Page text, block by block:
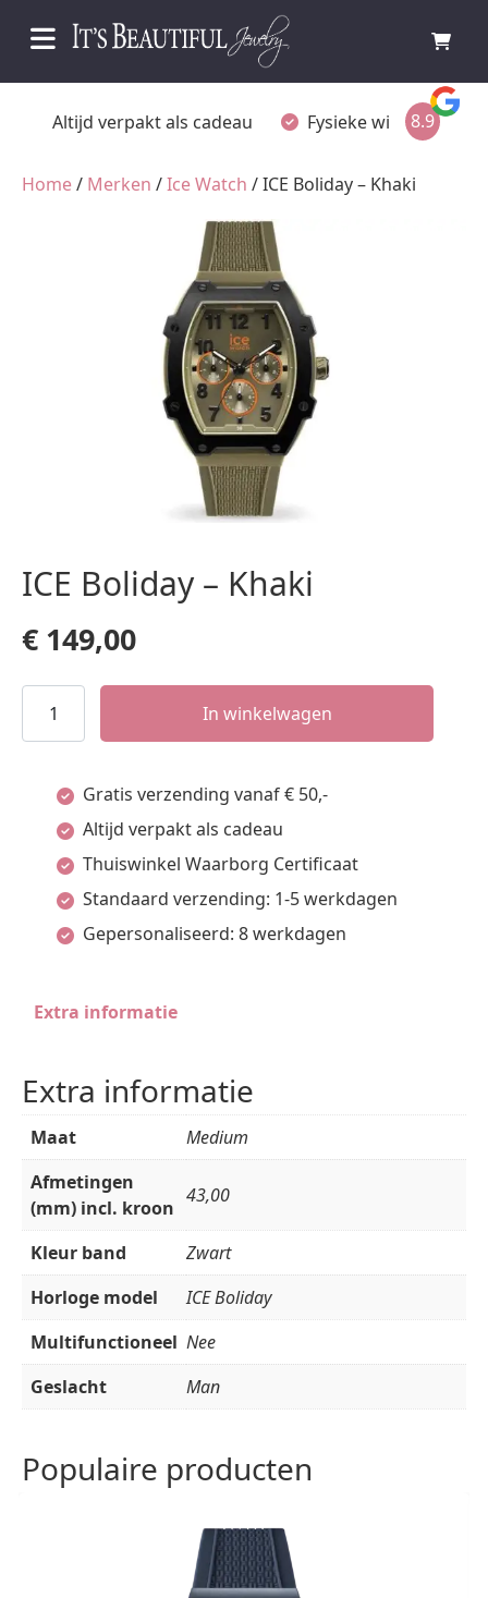
Altijd verpakt als cadeau Fysieke winkel in8.9
Home/ Merken /Ice Watch / ICE Boliday – Khaki
ICE Boliday – Khaki
€ 149,00
Boliday
Khaki
aantal
In winkelwagen
Gratis verzending vanaf € 50,-
Altijd verpakt als cadeau
Thuiswinkel Waarborg Certificaat
Standaard verzending: 1-5 werkdagen
Gepersonaliseerd: 8 werkdagen
Extra informatie
Extra informatie
Maat
Medium
Afmetingen
(mm) incl. kroon
43,00
Kleur band
Zwart
Horloge model
ICE Boliday
Multifunctioneel Nee
Geslacht
Man
Populaire producten